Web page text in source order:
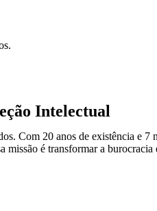
Intelectual
Com 20 anos de existência e
é transformar a